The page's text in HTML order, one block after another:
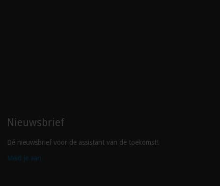
Nieuwsbrief
Dé nieuwsbrief voor de assistant van de toekomst!
Meld je aan